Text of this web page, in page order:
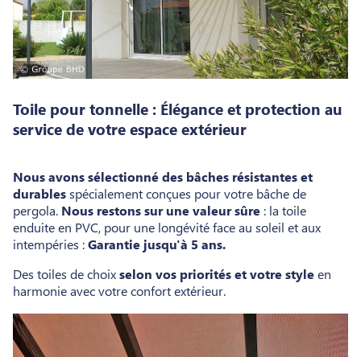
Toile pour tonnelle : Élégance et protection au
service de votre espace extérieur
Nous avons sélectionné des bâches résistantes et
durablesspécialement conçues pour votre bâche de
pergola. Nous restons sur une valeur sûre : la toile
enduite en PVC, pour une longévité face au soleil et aux
intempéries :Garantie jusqu'à 5 ans.
Des toiles de choixselon vos priorités et votre styleen
harmonie avec votre confort extérieur.